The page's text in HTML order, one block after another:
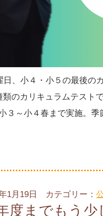
日、小４・小５の最後の
類のカリキュラムテスト
３～小４春まで実施。
1月19日 カテゴリー：
度までもう少